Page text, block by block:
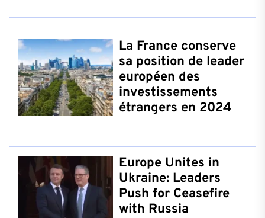
La France conserve
sa position de leader
européen des
investissements
étrangers en 2024
Europe Unites in
Ukraine: Leaders
Push for Ceasefire
with Russia